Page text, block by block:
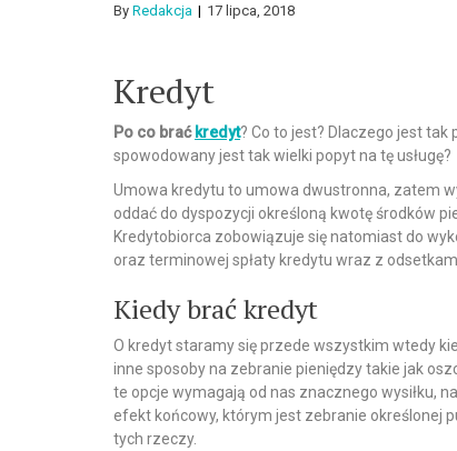
By Redakcja 17 lipca, 2018
Kredyt
Po co brać kredyt? Co to jest? Dlaczego jest
spowodowany jest tak wielki popyt na tę usługę?
Umowa kredytu to umowa dwustronna, zatem
oddać do dyspozycji określoną kwotę środków
Kredytobiorca zobowiązuje się natomiast do
oraz terminowej spłaty kredytu wraz z
Kiedy brać kredyt
O kredyt staramy się przede wszystkim wtedy
inne sposoby na zebranie pieniędzy takie jak
te opcje wymagają od nas znacznego wysiłku,
efekt końcowy, którym jest zebranie określonej
tych rzeczy.